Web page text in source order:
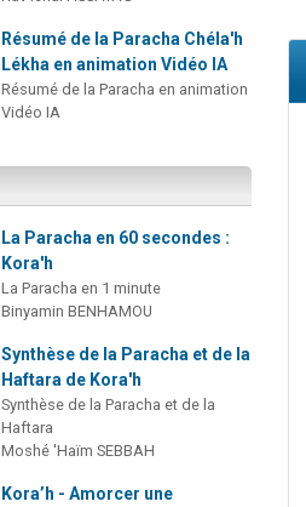
Résumé de la Paracha Chéla'h
Lékha en animation Vidéo IA
Résumé de la Paracha en animation
Vidéo IA
La Paracha en 60 secondes :
Kora'h
La Paracha en 1 minute
Binyamin BENHAMOU
Synthèse de la Paracha et de la
Haftara de Kora'h
Synthèse de la Paracha et de la
Haftara
Moshé 'Haïm SEBBAH
Kora’h - Amorcer une